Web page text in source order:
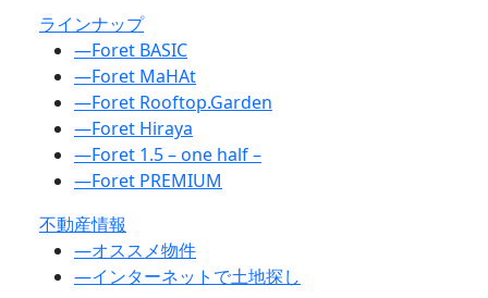
ラインナップ
―Foret BASIC
―Foret MaHAt
―Foret Rooftop.Garden
―Foret Hiraya
―Foret 1.5 – one half –
―Foret PREMIUM
不動産情報
―オススメ物件
―インターネットで土地探し